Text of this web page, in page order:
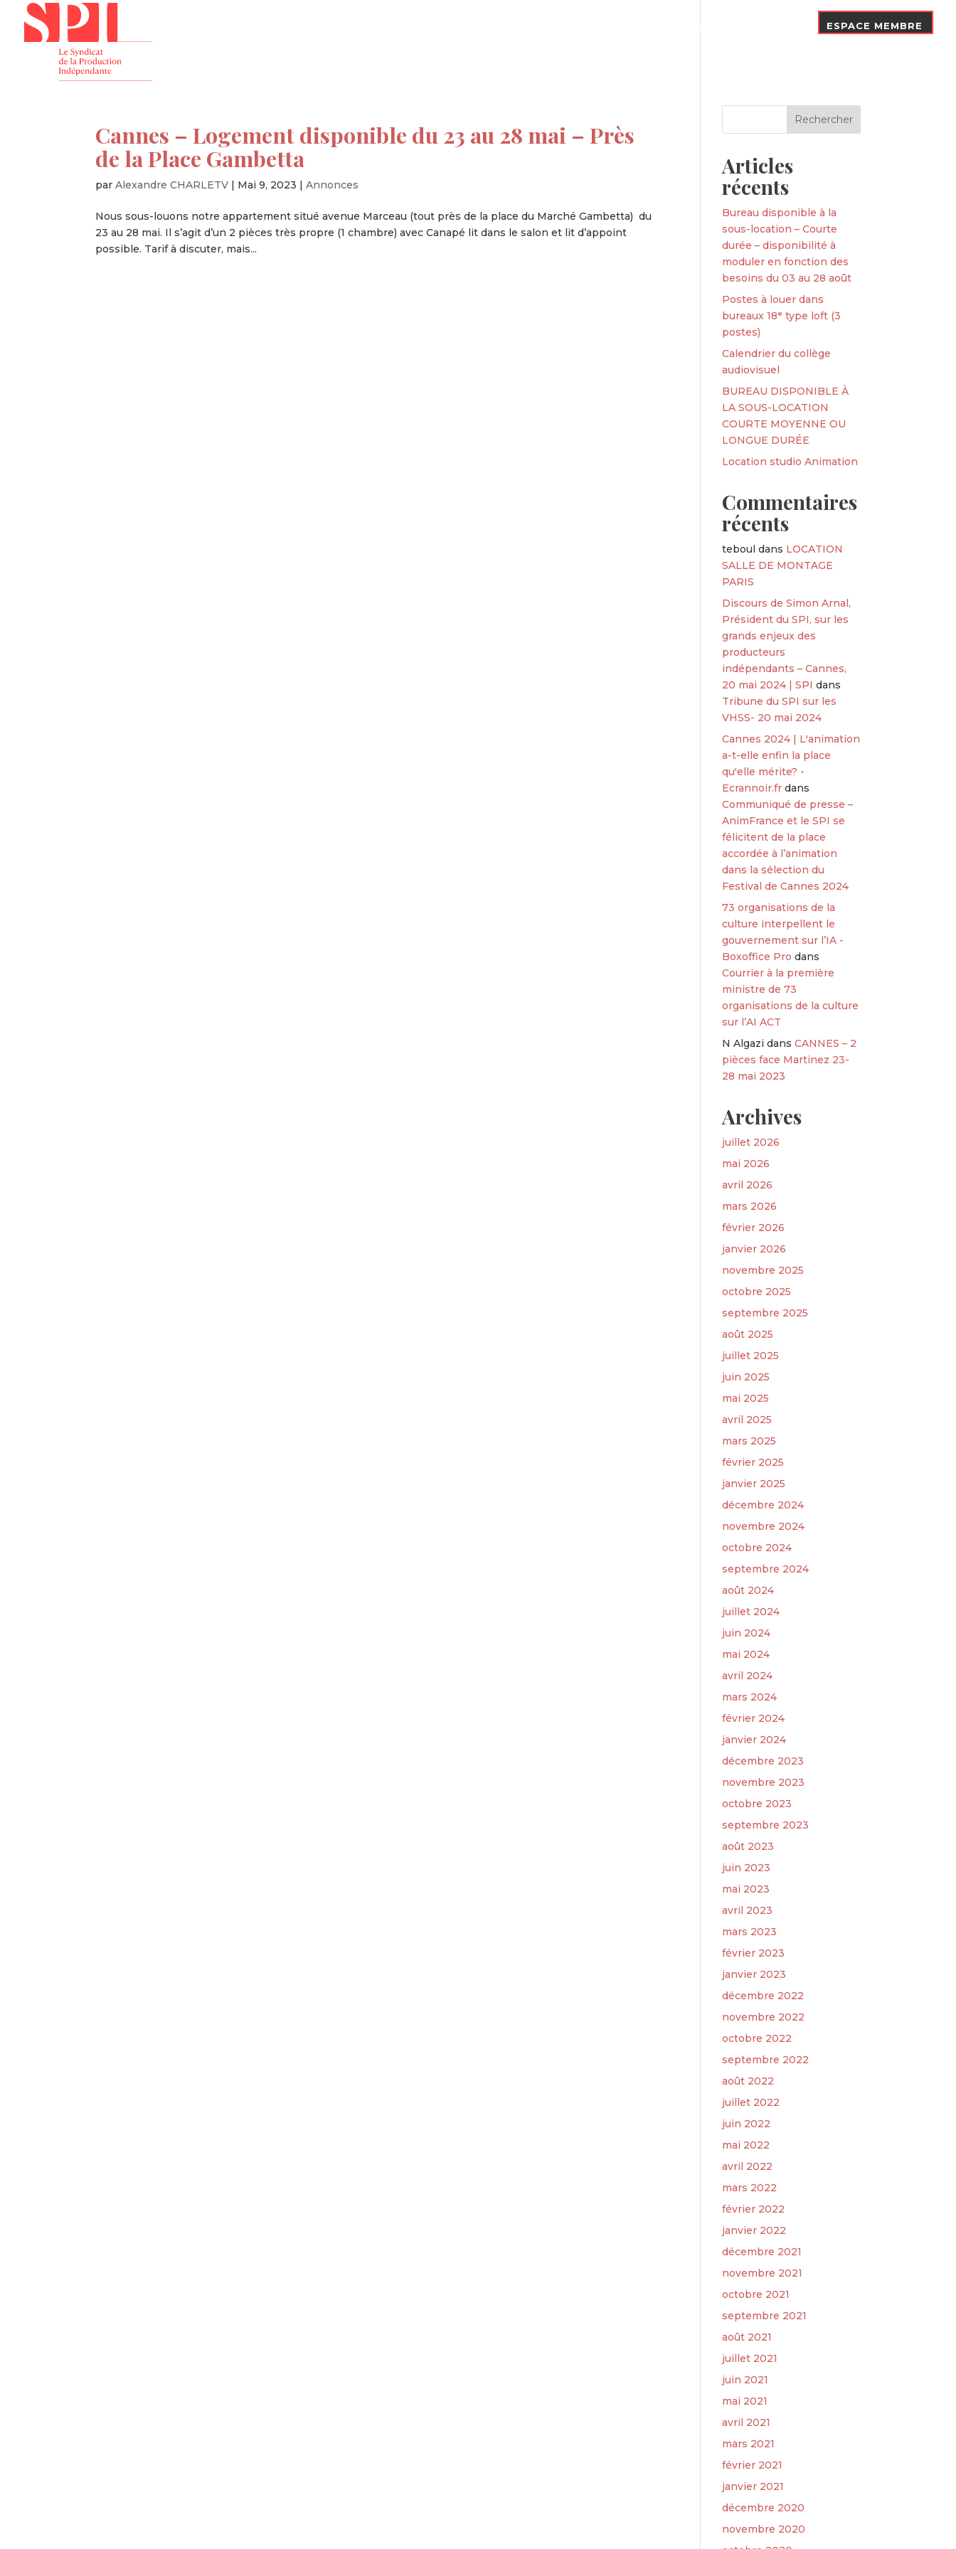
Nos Adhérents ESPACE MEMBRE
Cannes – Logement disponible du 23 au 28 mai – Près
de la Place Gambetta
parAlexandre CHARLETV | Mai 9, 2023 |Annonces
Nous sous-louons notre appartement situé avenue Marceau (tout près de la place du Marché Gambetta) du
23 au 28 mai. Il s’agit d’un 2 pièces très propre (1 chambre) avec Canapé lit dans le salon et lit d’appoint
possible. Tarif à discuter, mais...
Articles
récents
Bureau disponible à la
sous-location – Courte
durée – disponibilité à
moduler en fonction des
besoins du 03 au 28 août
Postes à louer dans
bureaux 18ᵉ type loft (3
postes)
Calendrier du collège
audiovisuel
BUREAU DISPONIBLE À
LA SOUS-LOCATION
COURTE MOYENNE OU
LONGUE DURÉE
Location studio Animation
Commentaires
récents
teboul dans LOCATION
SALLE DE MONTAGE
PARIS
Discours de Simon Arnal,
Président du SPI, sur les
grands enjeux des
producteurs
indépendants – Cannes,
20 mai 2024 | SPI dans
Tribune du SPI sur les
VHSS- 20 mai 2024
Cannes 2024 | L'animation
a-t-elle enfin la place
qu'elle mérite? -
Ecrannoir.fr dans
Communiqué de presse –
AnimFrance et le SPI se
félicitent de la place
accordée à l’animation
dans la sélection du
Festival de Cannes 2024
73 organisations de la
culture interpellent le
gouvernement sur l’IA -
Boxoffice Pro dans
Courrier à la première
ministre de 73
organisations de la culture
sur l’AI ACT
N Algazi dansCANNES – 2
pièces face Martinez 23-
28 mai 2023
Archives
juillet 2026
mai 2026
avril 2026
mars 2026
février 2026
janvier 2026
novembre 2025
octobre 2025
septembre 2025
août 2025
juillet 2025
juin 2025
mai 2025
avril 2025
mars 2025
février 2025
janvier 2025
décembre 2024
novembre 2024
octobre 2024
septembre 2024
août 2024
juillet 2024
juin 2024
mai 2024
avril 2024
mars 2024
février 2024
janvier 2024
décembre 2023
novembre 2023
octobre 2023
septembre 2023
août 2023
juin 2023
mai 2023
avril 2023
mars 2023
février 2023
janvier 2023
décembre 2022
novembre 2022
octobre 2022
septembre 2022
août 2022
juillet 2022
juin 2022
mai 2022
avril 2022
mars 2022
février 2022
janvier 2022
décembre 2021
novembre 2021
octobre 2021
septembre 2021
août 2021
juillet 2021
juin 2021
mai 2021
avril 2021
mars 2021
février 2021
janvier 2021
décembre 2020
novembre 2020